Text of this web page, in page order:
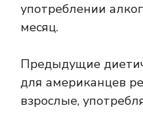
употреблении
месяц.
Предыдущие
для американцев
взрослые,